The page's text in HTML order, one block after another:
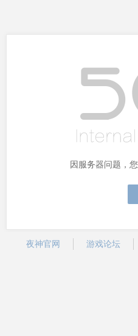
因服务器问题，
夜神官网 游戏论坛